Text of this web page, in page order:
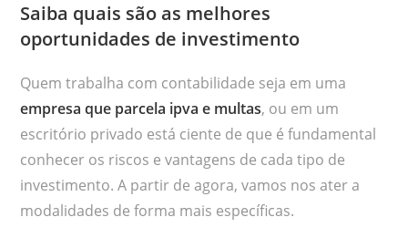
Saiba quais são as melhores
oportunidades de investimento
Quem trabalha com contabilidade seja em uma
empresa que parcela ipva e multas, ou em um
escritório privado está ciente de que é fundamental
conhecer os riscos e vantagens de cada tipo de
investimento. A partir de agora, vamos nos ater a
modalidades de forma mais específicas.